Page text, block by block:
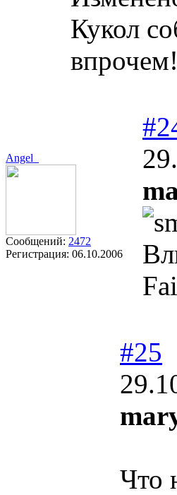
Кукол
Angel_
Сообщений: 2472
Регистрация: 06.10.2006
#25
Что